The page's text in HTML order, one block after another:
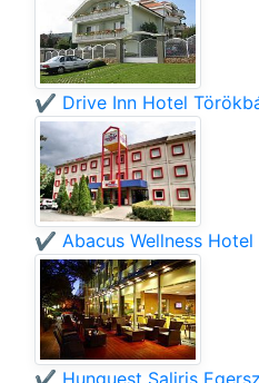
✔️ Drive Inn Hotel
✔️ Abacus Wellness